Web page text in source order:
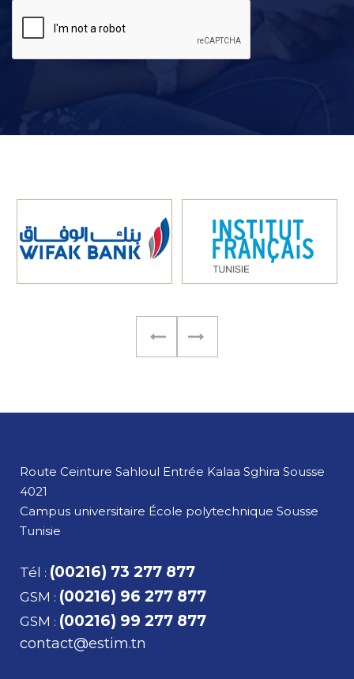
Route Ceinture Sahloul Entrée Kalaa Sghira Sousse
4021
Campus universitaire École polytechnique Sousse
Tunisie
Tél : (00216) 73 277 877
GSM : (00216) 96 277 877
GSM : (00216) 99 277 877
contact@estim.tn